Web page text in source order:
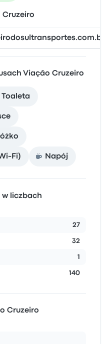
Cruzeiro
Viação Cruzeiro
Toaleta
Fi) Napój
w liczbach
27
32
1
140
Cruzeiro